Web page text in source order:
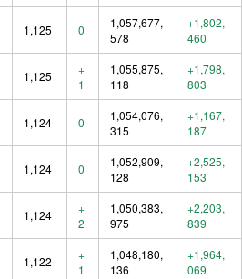
1,125 0
1,057,677,
578
+1,802,
460
1,125
+
1
1,055,875,
118
+1,798,
803
1,124 0
1,054,076,
315
+1,167,
187
1,124 0
1,052,909,
128
+2,525,
153
1,124
+
2
1,050,383,
975
+2,203,
839
1,122
+
1
1,048,180,
136
+1,964,
069